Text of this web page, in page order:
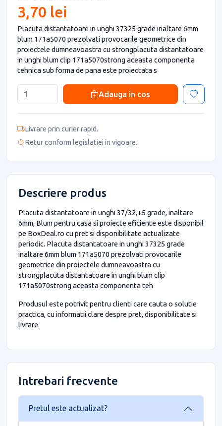
3,70 lei
Placuta distantatoare in unghi 37325 grade inaltare 6mm
blum 171a5070 prezolvati provocarile geometrice din
proiectele dumneavoastra cu strongplacuta distantatoare
in unghi blum clip 171a5070strong aceasta componenta
tehnica sub forma de pana este proiectata s
Adauga in cos
Livrare prin curier rapid.
Retur conform legislatiei in vigoare.
Descriere produs
Placuta distantatoare in unghi 37/32,+5 grade, inaltare
6mm, Blum pentru casa si proiecte eficiente este disponibil
pe BoxDeal.ro cu pret si disponibilitate actualizate
periodic. Placuta distantatoare in unghi 37325 grade
inaltare 6mm blum 171a5070 prezolvati provocarile
geometrice din proiectele dumneavoastra cu
strongplacuta distantatoare in unghi blum clip
171a5070strong aceasta componenta teh
Produsul este potrivit pentru clienti care cauta o solutie
practica, cu informatii clare despre pret, disponibilitate si
livrare.
Intrebari frecvente
Pretul este actualizat?